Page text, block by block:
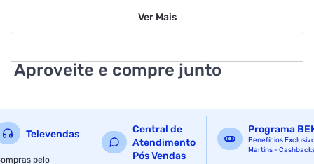
Ver Mais
Aproveite e compre junto
Televendas
pelo
Central de
Atendimento
Pós Vendas
Programa
Benefícios
Martins -